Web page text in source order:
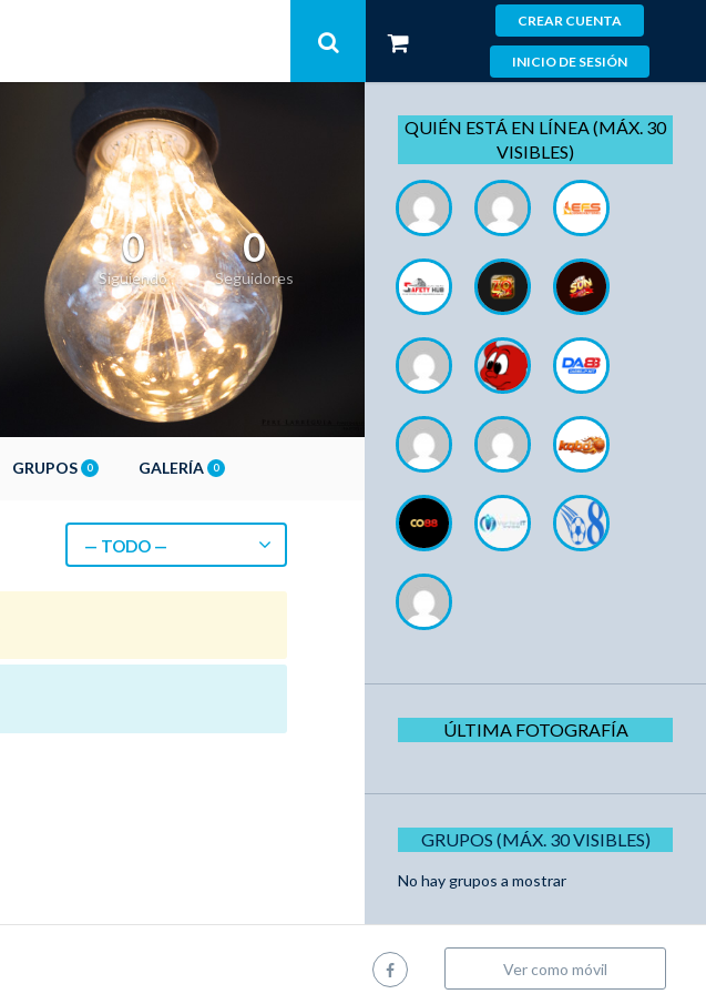
CREAR CUENTA
INICIO DE SESIÓN
0
Siguiendo
0
Seguidores
GRUPOS 0 GALERÍA 0
— TODO —
QUIÉN ESTÁ EN LÍNEA (MÁX. 30
VISIBLES)
ÚLTIMA FOTOGRAFÍA
GRUPOS (MÁX. 30 VISIBLES)
No hay grupos a mostrar